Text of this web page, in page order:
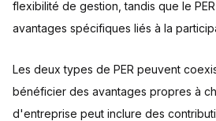
flexibilité de gestion, tandis que le
avantages spécifiques liés à la
Les deux types de PER peuvent
bénéficier des avantages propres à
d'entreprise peut inclure des